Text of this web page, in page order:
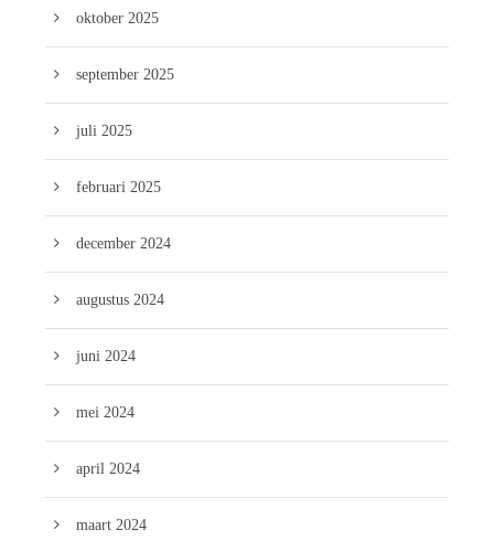
oktober 2025
september 2025
juli 2025
februari 2025
december 2024
augustus 2024
juni 2024
mei 2024
april 2024
maart 2024